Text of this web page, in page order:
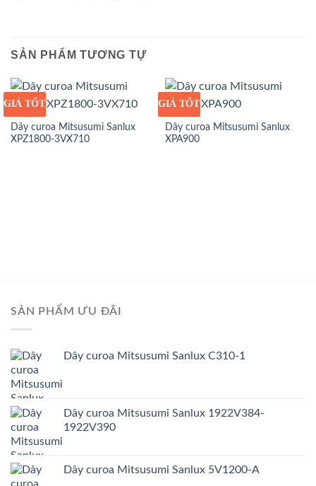
SẢN PHẨM TƯƠNG TỰ
GIÁ SỈ
GIÁ TỐT
Dây curoa Mitsusumi Sanlux
XPZ1800-3VX710
GIÁ SỈ
GIÁ TỐT
Dây curoa Mitsusumi Sanlux
XPA900
SẢN PHẨM ƯU ĐÃI
Dây curoa Mitsusumi Sanlux C310-1
Dây curoa Mitsusumi Sanlux 1922V384-
1922V390
Dây curoa Mitsusumi Sanlux 5V1200-A